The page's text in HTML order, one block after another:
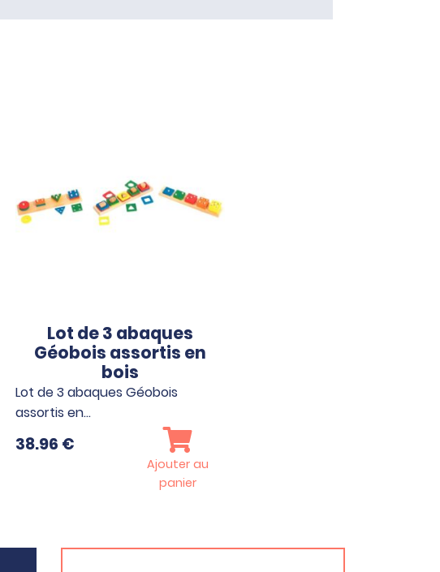
Lot de 3 abaques
Géobois assortis en
bois
Lot de 3 abaques Géobois
assortis en…
38.96 €
Ajouter au
panier